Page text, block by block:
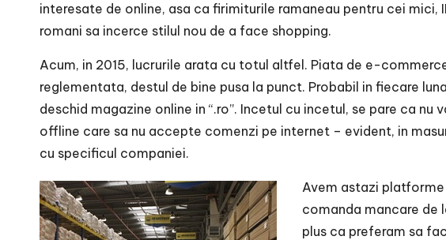
interesate de online, asa ca firimiturile ramaneau pentru cei mici,
romani sa incerce stilul nou de a face shopping.
Acum, in 2015, lucrurile arata cu totul altfel. Piata de e-
reglementata, destul de bine pusa la punct. Probabil in fiecare
deschid magazine online in “.ro”. Incetul cu incetul, se pare ca nu
offline care sa nu accepte comenzi pe internet – evident, in
cu specificul companiei.
Avem astazi
comanda mancare de
plus ca preferam sa